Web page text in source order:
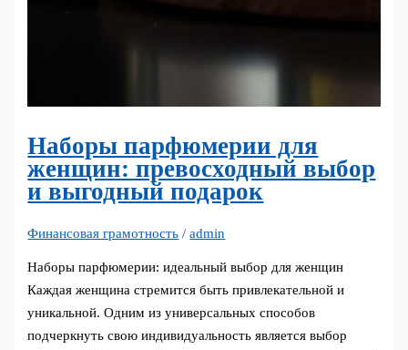
Наборы парфюмерии для
женщин: превосходный выбор
и выгодный подарок
Финансовая грамотность /admin
Наборы парфюмерии: идеальный выбор для женщин
Каждая женщина стремится быть привлекательной и
уникальной. Одним из универсальных способов
подчеркнуть свою индивидуальность является выбор